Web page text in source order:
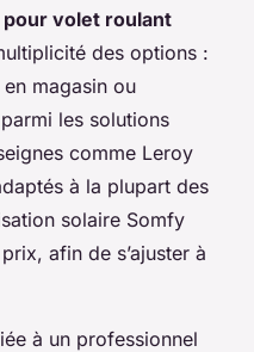
volet roulant
des options :
magasin ou
les solutions
comme Leroy
à la plupart des
solaire Somfy
afin de s’ajuster à
à un professionnel